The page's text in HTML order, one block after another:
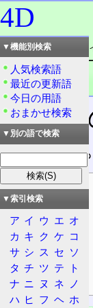
4D
読み：フォー・デ
読み：よん・ディ
外語：4D
品詞：名詞
二文字
ている
目次
主な用途
科学
通信
情報処理
運輸・交通
▼機能別検索
人気検索語
最近の更新語
今日の用語
おまかせ検索
▼別の語で検索
▼索引検索
ア イ ウ エ オ
カ キ ク ケ コ
サ シ ス セ ソ
タ チ ツ テ
ト
ナ ニ ヌ ネ
ノ
ハ ヒ フ ヘ ホ